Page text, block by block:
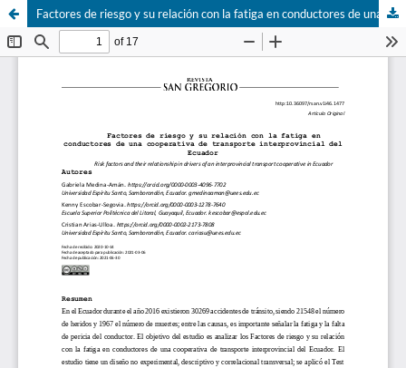
Factores de riesgo y su relación con la fatiga en conductores de una cooperativa de transporte interprovincial del Ecuador